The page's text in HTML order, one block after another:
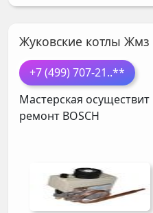
Жуковские котлы Жмз
+7 (499) 707-21..**
Мастерская
ремонт BOSCH